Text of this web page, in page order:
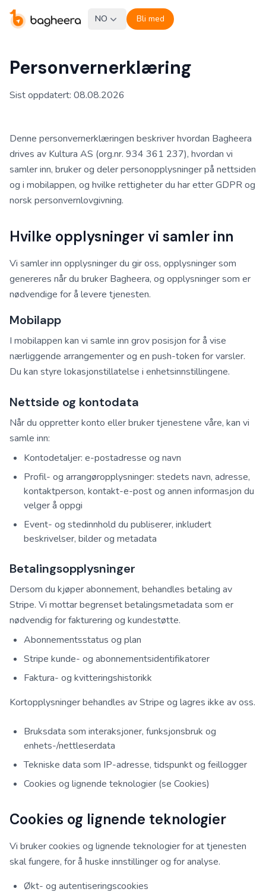
NO Bli med
Personvernerklæring
Sist oppdatert: 08.08.2026
Denne personvernerklæringen beskriver hvordan Bagheera
drives av Kultura AS (org.nr. 934 361 237), hvordan vi
samler inn, bruker og deler personopplysninger på nettsiden
og i mobilappen, og hvilke rettigheter du har etter GDPR og
norsk personvernlovgivning.
Hvilke opplysninger vi samler inn
Vi samler inn opplysninger du gir oss, opplysninger som
genereres når du bruker Bagheera, og opplysninger som er
nødvendige for å levere tjenesten.
Mobilapp
I mobilappen kan vi samle inn grov posisjon for å vise
nærliggende arrangementer og en push-token for varsler.
Du kan styre lokasjonstillatelse i enhetsinnstillingene.
Nettside og kontodata
Når du oppretter konto eller bruker tjenestene våre, kan vi
samle inn:
Kontodetaljer: e-postadresse og navn
Profil- og arrangøropplysninger: stedets navn, adresse,
kontaktperson, kontakt-e-post og annen informasjon du
velger å oppgi
Event- og stedinnhold du publiserer, inkludert
beskrivelser, bilder og metadata
Betalingsopplysninger
Dersom du kjøper abonnement, behandles betaling av
Stripe. Vi mottar begrenset betalingsmetadata som er
nødvendig for fakturering og kundestøtte.
Abonnementsstatus og plan
Stripe kunde- og abonnementsidentifikatorer
Faktura- og kvitteringshistorikk
Kortopplysninger behandles av Stripe og lagres ikke av oss.
Bruksdata som interaksjoner, funksjonsbruk og
enhets-/nettleserdata
Tekniske data som IP-adresse, tidspunkt og feillogger
Cookies og lignende teknologier (se Cookies)
Cookies og lignende teknologier
Vi bruker cookies og lignende teknologier for at tjenesten
skal fungere, for å huske innstillinger og for analyse.
Økt- og autentiseringscookies